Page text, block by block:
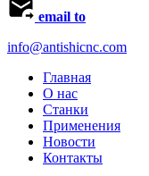
email to
info@antishicnc.com
Главная
О нас
Станки
Применения
Новости
Контакты